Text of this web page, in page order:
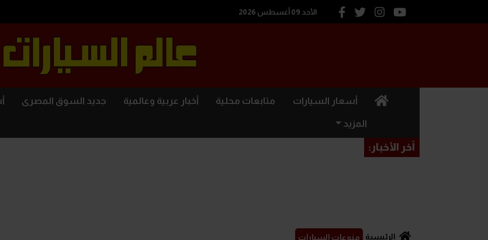
الأحد 09 أغسطس 2026
(current) أسعار السيارات متابعات محلية أخبار عربية وعالمية جديد السوق المصرى
المزيد
آخر الأخبار:
الرئيسية منوعات السيارات